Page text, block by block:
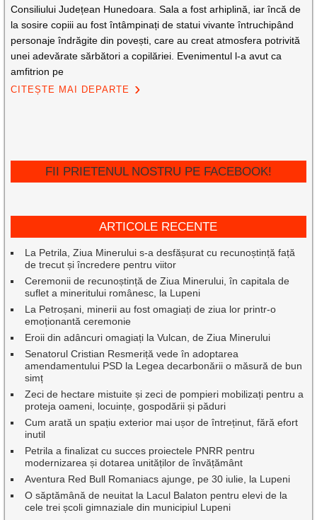
Consiliului Județean Hunedoara. Sala a fost arhiplină, iar încă de
la sosire copiii au fost întâmpinați de statui vivante întruchipând
personaje îndrăgite din povești, care au creat atmosfera potrivită
unei adevărate sărbători a copilăriei. Evenimentul l-a avut ca
amfitrion pe
CITEȘTE MAI DEPARTE
FII PRIETENUL NOSTRU PE FACEBOOK!
ARTICOLE RECENTE
La Petrila, Ziua Minerului s-a desfășurat cu recunoștință față
de trecut și încredere pentru viitor
Ceremonii de recunoștință de Ziua Minerului, în capitala de
suflet a mineritului românesc, la Lupeni
La Petroșani, minerii au fost omagiați de ziua lor printr-o
emoționantă ceremonie
Eroii din adâncuri omagiați la Vulcan, de Ziua Minerului
Senatorul Cristian Resmeriță vede în adoptarea
amendamentului PSD la Legea decarbonării o măsură de bun
simț
Zeci de hectare mistuite și zeci de pompieri mobilizați pentru a
proteja oameni, locuințe, gospodării și păduri
Cum arată un spațiu exterior mai ușor de întreținut, fără efort
inutil
Petrila a finalizat cu succes proiectele PNRR pentru
modernizarea și dotarea unităților de învățământ
Aventura Red Bull Romaniacs ajunge, pe 30 iulie, la Lupeni
O săptămână de neuitat la Lacul Balaton pentru elevi de la
cele trei școli gimnaziale din municipiul Lupeni